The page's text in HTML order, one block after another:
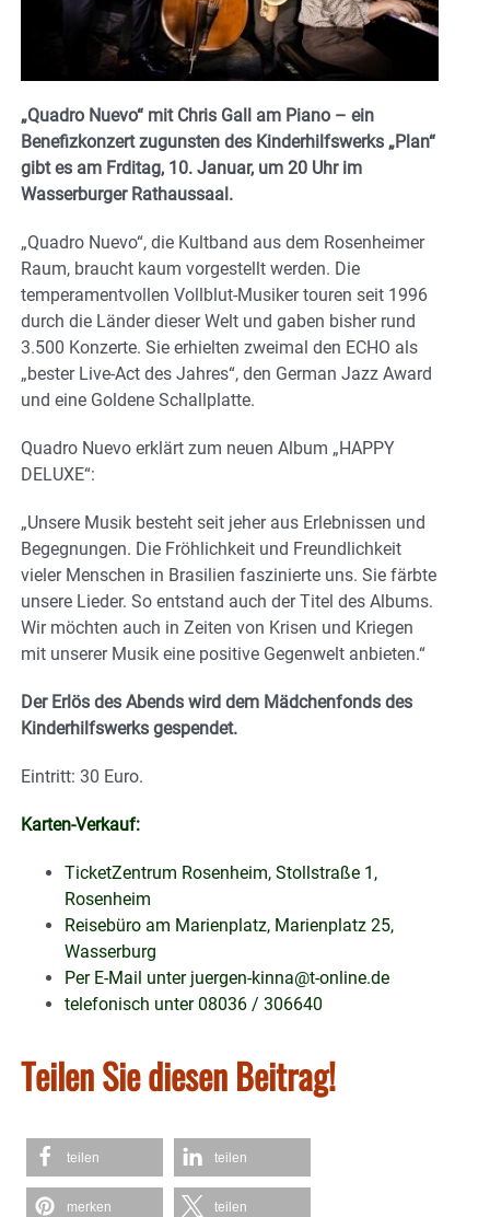
„Quadro Nuevo“ mit Chris Gall am Piano – ein
Benefizkonzert zugunsten des Kinderhilfswerks „Plan“
gibt es am Frditag, 10. Januar, um 20 Uhr im
Wasserburger Rathaussaal.
„Quadro Nuevo“, die Kultband aus dem Rosenheimer
Raum, braucht kaum vorgestellt werden. Die
temperamentvollen Vollblut-Musiker touren seit 1996
durch die Länder dieser Welt und gaben bisher rund
3.500 Konzerte. Sie erhielten zweimal den ECHO als
„bester Live-Act des Jahres“, den German Jazz Award
und eine Goldene Schallplatte.
Quadro Nuevo erklärt zum neuen Album „HAPPY
DELUXE“:
„Unsere Musik besteht seit jeher aus Erlebnissen und
Begegnungen. Die Fröhlichkeit und Freundlichkeit
vieler Menschen in Brasilien faszinierte uns. Sie färbte
unsere Lieder. So entstand auch der Titel des Albums.
Wir möchten auch in Zeiten von Krisen und Kriegen
mit unserer Musik eine positive Gegenwelt anbieten.“
Der Erlös des Abends wird dem Mädchenfonds des
Kinderhilfswerks gespendet.
Eintritt: 30 Euro.
Karten-Verkauf:
TicketZentrum Rosenheim, Stollstraße 1,
Rosenheim
Reisebüro am Marienplatz, Marienplatz 25,
Wasserburg
Per E-Mail unter juergen-kinna@t-online.de
telefonisch unter 08036 / 306640
Teilen Sie diesen Beitrag!
teilen teilen
merken teilen